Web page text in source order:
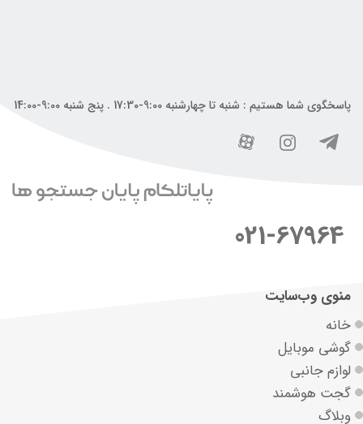
پاسخگوی شما هستیم : شنبه تا چهارشنبه 9:00-17:30 . پنج شنبه 9:00-14:00
021-67964
منوی وب‌سایت
خانه
گوشی موبایل
لوازم جانبی
گجت هوشمند
وبلاگ